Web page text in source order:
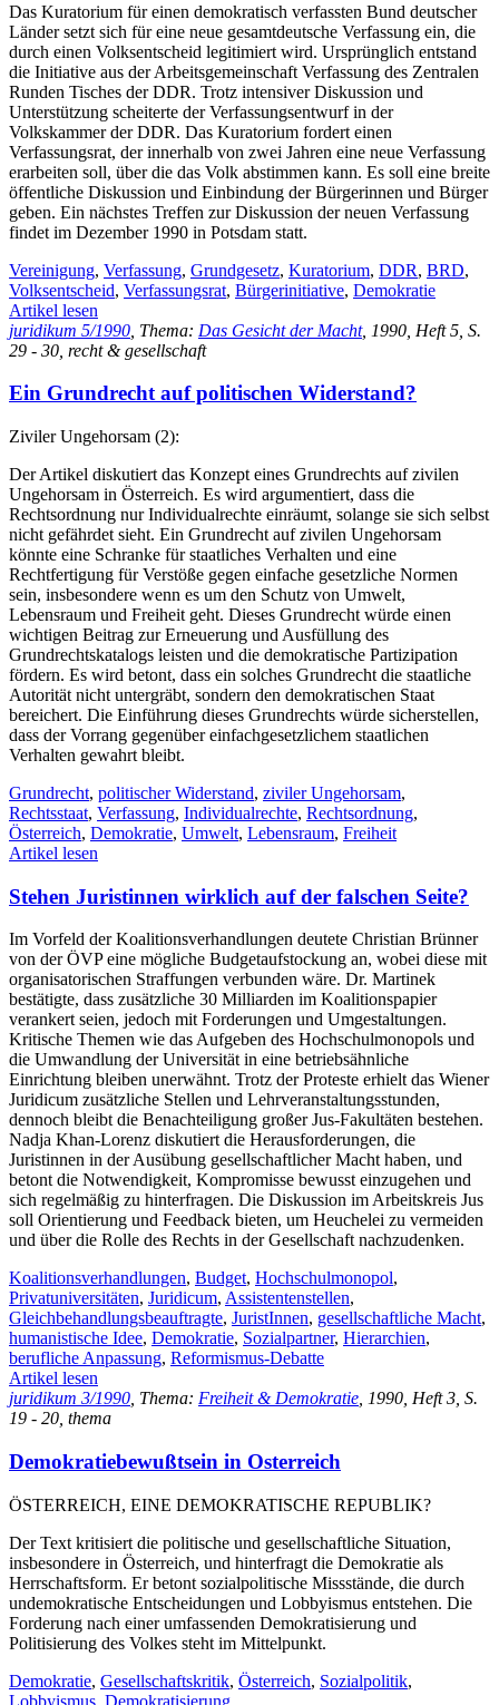
Das Kuratorium für einen demokratisch verfassten Bund deutscher
Länder setzt sich für eine neue gesamtdeutsche Verfassung ein, die
durch einen Volksentscheid legitimiert wird. Ursprünglich entstand
die Initiative aus der Arbeitsgemeinschaft Verfassung des Zentralen
Runden Tisches der DDR. Trotz intensiver Diskussion und
Unterstützung scheiterte der Verfassungsentwurf in der
Volkskammer der DDR. Das Kuratorium fordert einen
Verfassungsrat, der innerhalb von zwei Jahren eine neue Verfassung
erarbeiten soll, über die das Volk abstimmen kann. Es soll eine breite
öffentliche Diskussion und Einbindung der Bürgerinnen und Bürger
geben. Ein nächstes Treffen zur Diskussion der neuen Verfassung
findet im Dezember 1990 in Potsdam statt.
Vereinigung, Verfassung, Grundgesetz, Kuratorium, DDR, BRD,
Volksentscheid, Verfassungsrat, Bürgerinitiative, Demokratie
Artikel lesen
juridikum 5/1990 , Thema: Das Gesicht der Macht, 1990, Heft 5, S.
29 - 30, recht & gesellschaft
Ein Grundrecht auf politischen Widerstand?
Ziviler Ungehorsam (2):
Der Artikel diskutiert das Konzept eines Grundrechts auf zivilen
Ungehorsam in Österreich. Es wird argumentiert, dass die
Rechtsordnung nur Individualrechte einräumt, solange sie sich selbst
nicht gefährdet sieht. Ein Grundrecht auf zivilen Ungehorsam
könnte eine Schranke für staatliches Verhalten und eine
Rechtfertigung für Verstöße gegen einfache gesetzliche Normen
sein, insbesondere wenn es um den Schutz von Umwelt,
Lebensraum und Freiheit geht. Dieses Grundrecht würde einen
wichtigen Beitrag zur Erneuerung und Ausfüllung des
Grundrechtskatalogs leisten und die demokratische Partizipation
fördern. Es wird betont, dass ein solches Grundrecht die staatliche
Autorität nicht untergräbt, sondern den demokratischen Staat
bereichert. Die Einführung dieses Grundrechts würde sicherstellen,
dass der Vorrang gegenüber einfachgesetzlichem staatlichen
Verhalten gewahrt bleibt.
Grundrecht, politischer Widerstand, ziviler Ungehorsam,
Rechtsstaat, Verfassung, Individualrechte, Rechtsordnung,
Österreich, Demokratie, Umwelt, Lebensraum, Freiheit
Artikel lesen
Stehen Juristinnen wirklich auf der falschen Seite?
Im Vorfeld der Koalitionsverhandlungen deutete Christian Brünner
von der ÖVP eine mögliche Budgetaufstockung an, wobei diese mit
organisatorischen Straffungen verbunden wäre. Dr. Martinek
bestätigte, dass zusätzliche 30 Milliarden im Koalitionspapier
verankert seien, jedoch mit Forderungen und Umgestaltungen.
Kritische Themen wie das Aufgeben des Hochschulmonopols und
die Umwandlung der Universität in eine betriebsähnliche
Einrichtung bleiben unerwähnt. Trotz der Proteste erhielt das Wiener
Juridicum zusätzliche Stellen und Lehrveranstaltungsstunden,
dennoch bleibt die Benachteiligung großer Jus-Fakultäten bestehen.
Nadja Khan-Lorenz diskutiert die Herausforderungen, die
Juristinnen in der Ausübung gesellschaftlicher Macht haben, und
betont die Notwendigkeit, Kompromisse bewusst einzugehen und
sich regelmäßig zu hinterfragen. Die Diskussion im Arbeitskreis Jus
soll Orientierung und Feedback bieten, um Heuchelei zu vermeiden
und über die Rolle des Rechts in der Gesellschaft nachzudenken.
Koalitionsverhandlungen, Budget, Hochschulmonopol,
Privatuniversitäten, Juridicum, Assistentenstellen,
Gleichbehandlungsbeauftragte, JuristInnen, gesellschaftliche Macht,
humanistische Idee, Demokratie, Sozialpartner, Hierarchien,
berufliche Anpassung, Reformismus-Debatte
Artikel lesen
juridikum 3/1990, Thema: Freiheit & Demokratie, 1990, Heft 3, S.
19 - 20, thema
Demokratiebewußtsein in Osterreich
ÖSTERREICH, EINE DEMOKRATISCHE REPUBLIK?
Der Text kritisiert die politische und gesellschaftliche Situation,
insbesondere in Österreich, und hinterfragt die Demokratie als
Herrschaftsform. Er betont sozialpolitische Missstände, die durch
undemokratische Entscheidungen und Lobbyismus entstehen. Die
Forderung nach einer umfassenden Demokratisierung und
Politisierung des Volkes steht im Mittelpunkt.
Demokratie, Gesellschaftskritik, Österreich, Sozialpolitik,
Lobbyismus Demokratisierung